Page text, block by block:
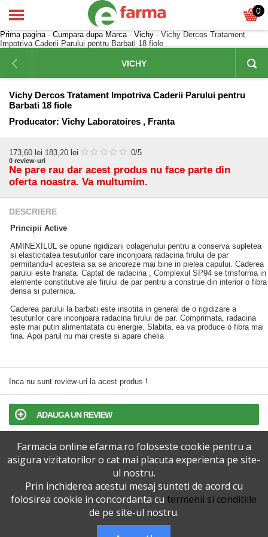
0
Prima pagina- Cumpara dupa Marca- Vichy - Vichy Dercos Tratament
Impotriva Caderii Parului pentru Barbati 18 fiole
VICHY
Vichy Dercos Tratament Impotriva Caderii Parului pentru
Barbati 18 fiole
Producator: Vichy Laboratoires , Franta
173,60 lei 183,20 lei 0/5
0 review-uri
Ne pare rau dar acest produs nu face parte din
oferta noastra. Va multumim.
DESCRIERE
Principii Active
AMINEXILUL se opune rigidizarii colagenului pentru a conserva supletea
si elasticitatea tesuturilor care inconjoara radacina firului de par
permitandu-I acesteia sa se ancoreze mai bine in pielea capului. Caderea
parului este franata. Captat de radacina , Complexul SP94 se trnsforma in
elemente constitutive ale firului de par pentru a construe din interior o fibra
densa si puternica.
Caderea parului la barbati este insotita in general de o rigidizare a
tesuturilor care inconjoara radacina firului de par. Comprimata, radacina
este mai putin alimentatata cu energie. Slabita, ea va produce o fibra mai
fina. Apoi parul nu mai creste si apare chelia
Inca nu sunt review-uri la acest produs !
ADAUGA UN REVIEW
TERMENI SI CONDITII
POLITICA DE CONFIDENTIALITATE
VERSIUNEA DESKTOP
Farmacia online efarma.ro foloseste cookie pentru a
asigura vizitatorilor o cat mai placuta experienta pe site-
ul nostru.
Prin inchiderea acestui mesaj sunteti de acord cu
folosirea cookie in concordanta cu termenii si conditiile
de pe site-ul nostru.